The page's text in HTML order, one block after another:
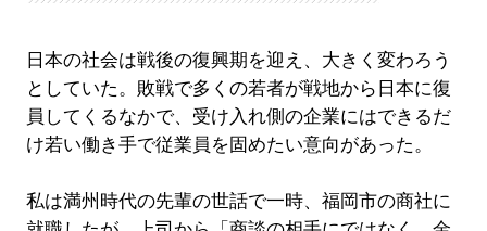
日本の社会は戦後の復興期を迎え、大きく変わろう
としていた。敗戦で多くの若者が戦地から日本に復
員してくるなかで、受け入れ側の企業にはできるだ
け若い働き手で従業員を固めたい意向があった。
私は満州時代の先輩の世話で一時、福岡市の商社に